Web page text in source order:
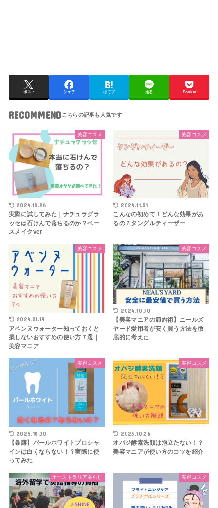
ポスト シェア はてブ 送る Pocket
RECOMMEND
美容コスメ
2024.10.26
実際に試してみた｜ナチュラグラ
ッセは石けんで落ちるのか？ベー
スメイクver
美容コスメ
2024.11.01
こんなの初めて！どんな効果があ
るの？タングルティーザー
美容コスメ
2024.01.19
アベンヌウォーター知っておくと
損しないおすすめの使い方７選｜
美容マニア
美容コスメ
2024.10.30
【美容マニアの節約術】ニールズ
ヤード愛用者が安く買う方法を徹
底的に考えた
美容コスメ
2025.10.30
【暴露】パールホワイトプロシャ
インは白くならない！？実際に使
ってみた
美容コスメ
2023.10.26
オバジ酵素洗顔は泡立たない！？
美容マニアが使い方のコツを紹介
オーストラリア暮らし 美容コスメ